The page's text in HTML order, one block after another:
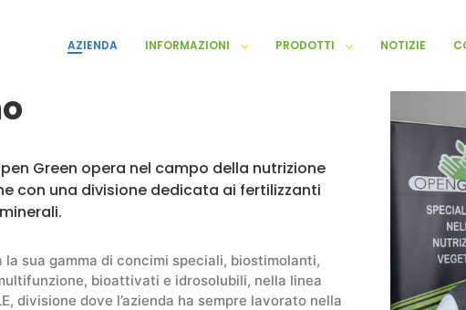
AZIENDA INFORMAZIONI PRODOTTI NOTIZIE
Green opera nel campo della nutrizione
con una divisione dedicata ai fertilizzanti
la sua gamma di concimi speciali, biostimolanti,
bioattivati e idrosolubili, nella linea
divisione dove l’azienda ha sempre lavorato nella